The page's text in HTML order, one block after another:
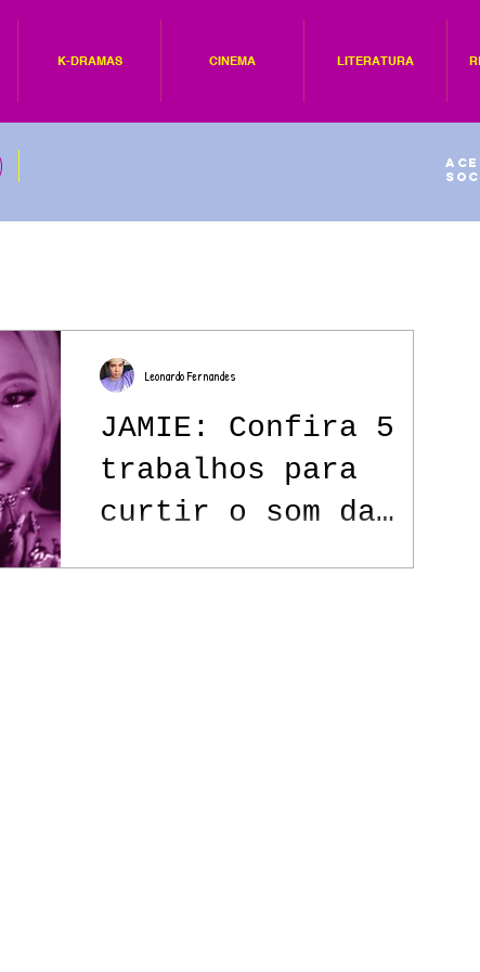
K-DRAMAS CINEMA LITERATURA
JAMIE: Confira 5
trabalhos para
curtir o som da
Leonardo Fernandes